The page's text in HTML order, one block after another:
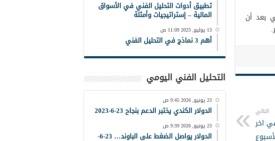
بعد أن
التالي
اخر
تطبيق أدوات التحليل الفني في الأسواق
المالية – إستراتيجيات وأمثلة
13 يوليو, 2023 11:09 ص
أهم 3 نماذج في التحليل الفني
التحليل الفني اليومي
23 يونيو, 2026 9:45 ص
الدولار الكندي يختبر الدعم بنجاح 23-6-2023
23 يونيو, 2026 9:39 ص
الدولار يواصل الضغط على الباوند… 23-6-